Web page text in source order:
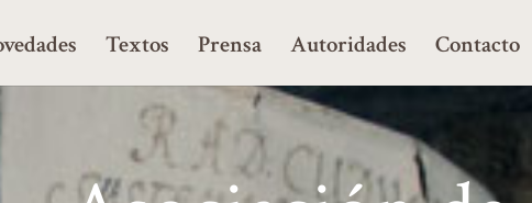
Textos Prensa Autoridades Contacto